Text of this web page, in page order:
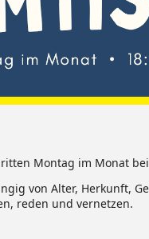
Montag im Monat
von Alter, Herkunft,
reden und vernetzen.